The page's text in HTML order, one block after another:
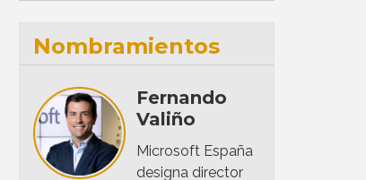
Nombramientos
Fernando
Valiño
Microsoft España
designa director